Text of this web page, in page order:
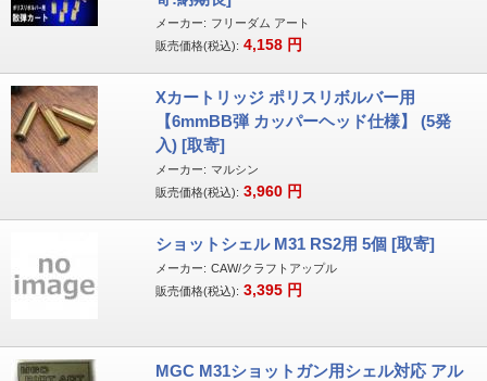
メーカー: フリーダム アート
販売価格(税込): 4,158 円
Xカートリッジ ポリスリボルバー用
【6mmBB弾 カッパーヘッド仕様】 (5発
入) [取寄]
メーカー: マルシン
販売価格(税込): 3,960 円
ショットシェル M31 RS2用 5個 [取寄]
メーカー: CAW/クラフトアップル
販売価格(税込): 3,395 円
MGC M31ショットガン用シェル対応 アル